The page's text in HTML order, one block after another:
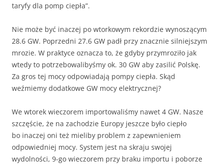
taryfy dla pomp ciepła”.
Nie może być inaczej po wtorkowym rekordzie wynoszącym
28.6 GW. Poprzedni 27.6 GW padł przy znacznie silniejszym
mrozie. W praktyce oznacza to, że gdyby przymroziło jak
wtedy to potrzebowalibyśmy ok. 30 GW aby zasilić Polskę.
Za gros tej mocy odpowiadają pompy ciepła. Skąd
weźmiemy dodatkowe GW mocy elektrycznej?
We wtorek wieczorem importowaliśmy nawet 4 GW. Nasze
szczęście, że na zachodzie Europy jeszcze było ciepło
bo inaczej oni też mieliby problem z zapewnieniem
odpowiedniej mocy. System jest na skraju swojej
wydolności, 9-go wieczorem przy braku importu i poborze